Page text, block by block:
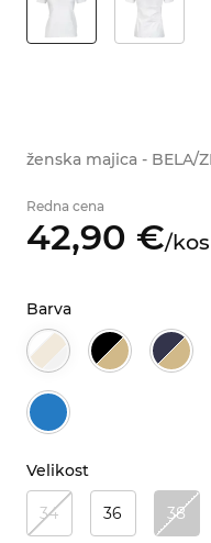
ženska majica - BELA/
Redna cena
42,90 €/kos
Barva
Velikost
34 36 38